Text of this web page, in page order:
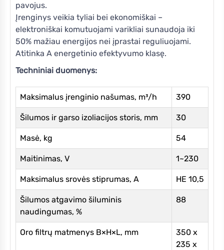
pavojus.
Įrenginys veikia tyliai bei ekonomiškai –
elektroniškai komutuojami varikliai sunaudoja iki
50% mažiau energijos nei įprastai reguliuojami.
Atitinka A energetinio efektyvumo klasę.
Techniniai duomenys:
Maksimalus įrenginio našumas, m³/h 390
Šilumos ir garso izoliacijos storis, mm 30
Masė, kg 54
Maitinimas, V 1~230
Maksimalus srovės stiprumas, A HE 10,5
Šilumos atgavimo šiluminis
naudingumas, %
88
Oro filtrų matmenys B×H×L, mm
350 x
235 x